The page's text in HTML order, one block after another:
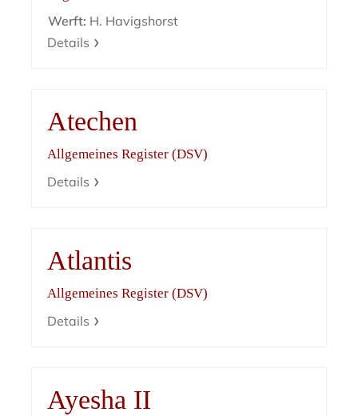
Werft: H. Havigshorst
Details
Atechen
Allgemeines Register (DSV)
Details
Atlantis
Allgemeines Register (DSV)
Details
Ayesha II